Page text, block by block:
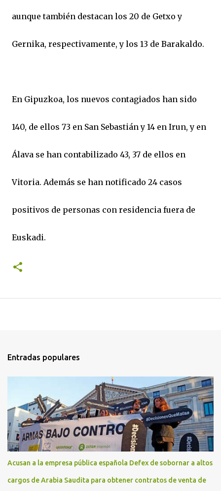
aunque también destacan los 20 de Getxo y
Gernika, respectivamente, y los 13 de Barakaldo.
En Gipuzkoa, los nuevos contagiados han sido
140, de ellos 73 en San Sebastián y 14 en Irun, y en
Álava se han contabilizado 43, 37 de ellos en
Vitoria. Además se han notificado 24 casos
positivos de personas con residencia fuera de
Euskadi.
Entradas populares
Acusan a la empresa pública española Defex de sobornar a altos
cargos de Arabia Saudita para obtener contratos de venta de